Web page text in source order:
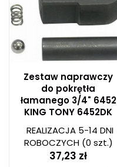
Zestaw naprawczy
do pokrętła
łamanego 3/4" 6452
KING TONY 6452DK
REALIZACJA 5-14 DNI
ROBOCZYCH(0 szt.)
37,23 zł